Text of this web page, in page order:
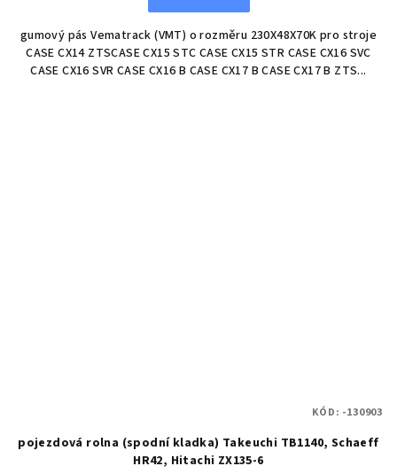
gumový pás Vematrack (VMT) o rozměru 230X48X70K pro stroje
CASE CX14 ZTSCASE CX15 STC CASE CX15 STR CASE CX16 SVC
CASE CX16 SVR CASE CX16 B CASE CX17 B CASE CX17 B ZTS...
pojezdová rolna (spodní kladka) Takeuchi TB1140, Schaeff
HR42, Hitachi ZX135-6
KÓD: -130903